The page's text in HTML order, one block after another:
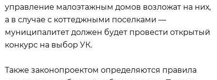
управление малоэтажным домов возложат на них,
а в случае с коттеджными поселками —
муниципалитет должен будет провести открытый
конкурс на выбор УК.
Также законопроектом определяются правила